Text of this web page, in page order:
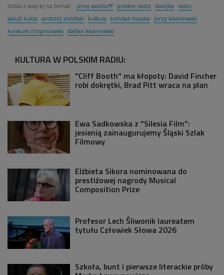
Zobacz więcej na temat: jerzy waldorff polskie radio dwójka radio
jakub kukla andrzej zieliński kultura bohdan łazuka jerzy kisielewski
konkurs chopinowski stefan kisielewski
KULTURA W POLSKIM RADIU:
"Cliff Booth" ma kłopoty: David Fincher
robi dokrętki, Brad Pitt wraca na plan
Ewa Sadkowska z "Silesia Film":
jesienią zainaugurujemy Śląski Szlak
Filmowy
Elżbieta Sikora nominowana do
prestiżowej nagrody Musical
Composition Prize
Profesor Lech Śliwonik laureatem
tytułu Człowiek Słowa 2026
Szkoła, bunt i pierwsze literackie próby